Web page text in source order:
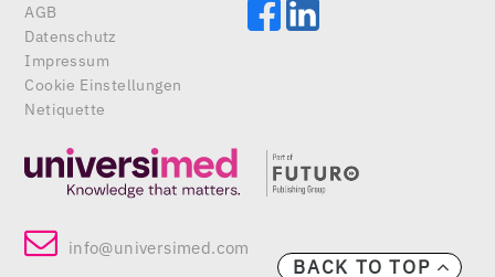
BACK TO TOP
info@universimed.com
AGB
Datenschutz
Impressum
Cookie Einstellungen
Netiquette